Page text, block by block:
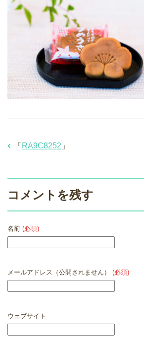
「 RA9C8252 」
コメントを残す
名前 (必須)
メールアドレス（公開されません） (必須)
ウェブサイト